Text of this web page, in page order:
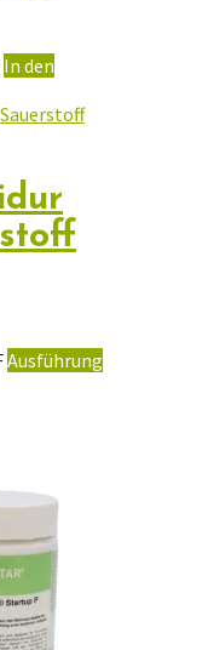
Aktueller
ist:
In den
Preisspanne:
Ausführung